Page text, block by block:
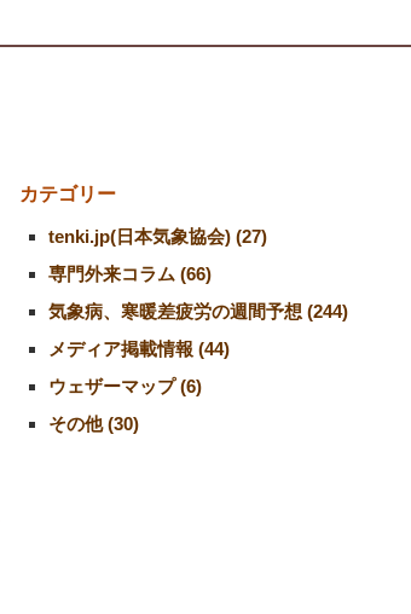
カテゴリー
tenki.jp(日本気象協会) (27)
専門外来コラム (66)
気象病、寒暖差疲労の週間予想 (244)
メディア掲載情報 (44)
ウェザーマップ (6)
その他 (30)